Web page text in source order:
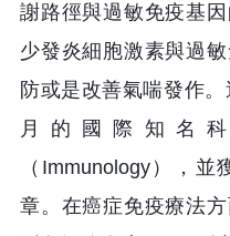
謝路徑與過敏免疫基
少發炎細胞激素與過
防或是改善氣喘發作
月的國際知名
（Immunology）
，並
章。在癌症免疫療法